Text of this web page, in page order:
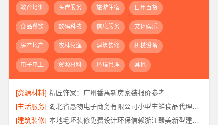
教育培训 医疗服务 旅游住宿 日用百货
食品餐饮 数码科技 信息服务 文体娱乐
房产地产 农林牧渔 建筑装修 机械设备
电子电工 资源材料 环境管理 其他
[资源材料] 精匠饰家：广州番禺新房家装报价参考
[生活服务]
[建筑装修]
本地毛坯装修免费设计环保信赖浙江臻美新型建材有限公司